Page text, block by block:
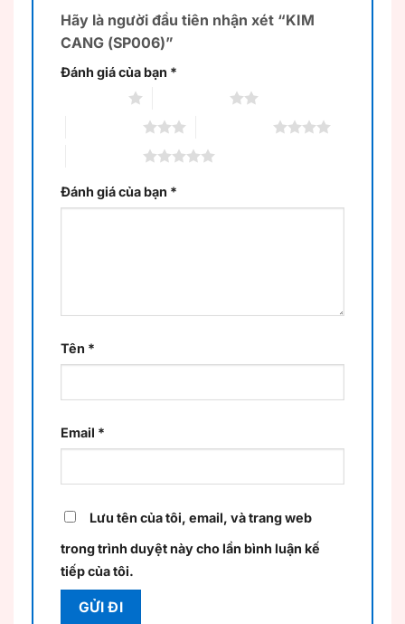
Hãy là người đầu tiên nhận xét “KIM
CANG (SP006)”
Đánh giá của bạn *
Đánh giá của bạn *
Tên *
Email *
Lưu tên của tôi, email, và trang web
trong trình duyệt này cho lần bình luận kế
tiếp của tôi.